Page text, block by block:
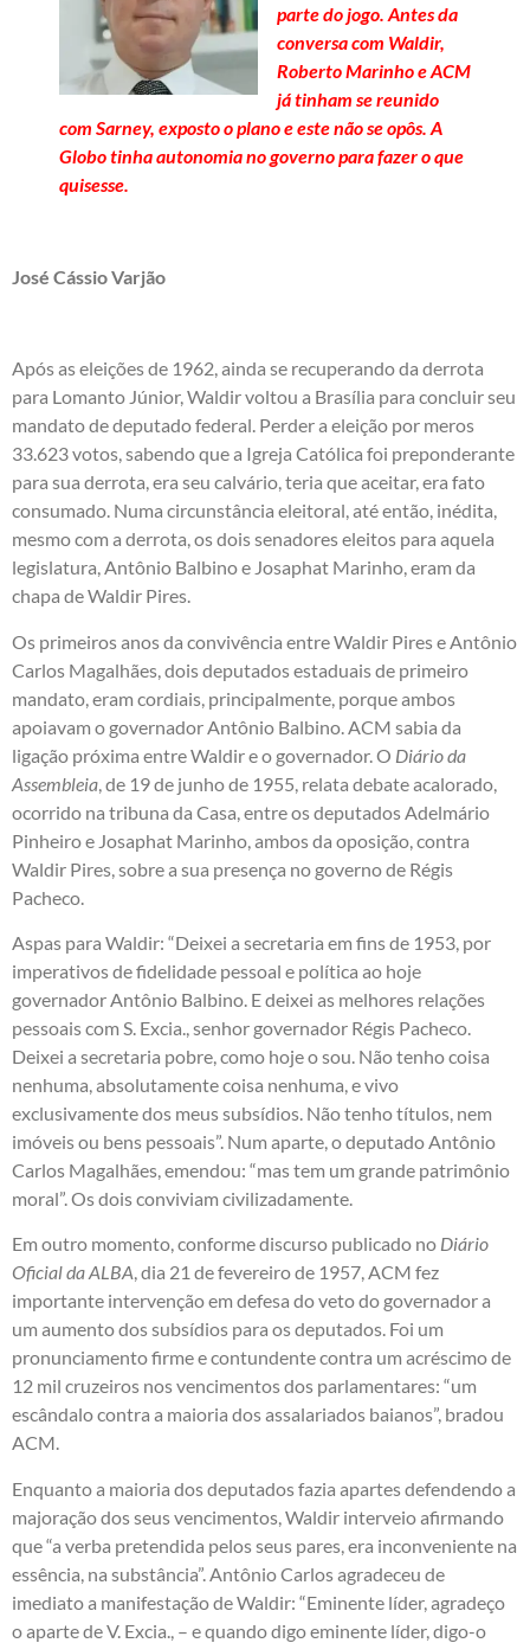
parte do jogo. Antes da
conversa com Waldir,
Roberto Marinho e ACM
já tinham se reunido
com Sarney, exposto o plano e este não se opôs. A
Globo tinha autonomia no governo para fazer o que
quisesse.
José Cássio Varjão
Após as eleições de 1962, ainda se recuperando da derrota
para Lomanto Júnior, Waldir voltou a Brasília para concluir seu
mandato de deputado federal. Perder a eleição por meros
33.623 votos, sabendo que a Igreja Católica foi preponderante
para sua derrota, era seu calvário, teria que aceitar, era fato
consumado. Numa circunstância eleitoral, até então, inédita,
mesmo com a derrota, os dois senadores eleitos para aquela
legislatura, Antônio Balbino e Josaphat Marinho, eram da
chapa de Waldir Pires.
Os primeiros anos da convivência entre Waldir Pires e Antônio
Carlos Magalhães, dois deputados estaduais de primeiro
mandato, eram cordiais, principalmente, porque ambos
apoiavam o governador Antônio Balbino. ACM sabia da
ligação próxima entre Waldir e o governador. O Diário da
Assembleia , de 19 de junho de 1955, relata debate acalorado,
ocorrido na tribuna da Casa, entre os deputados Adelmário
Pinheiro e Josaphat Marinho, ambos da oposição, contra
Waldir Pires, sobre a sua presença no governo de Régis
Pacheco.
Aspas para Waldir: “Deixei a secretaria em fins de 1953, por
imperativos de fidelidade pessoal e política ao hoje
governador Antônio Balbino. E deixei as melhores relações
pessoais com S. Excia., senhor governador Régis Pacheco.
Deixei a secretaria pobre, como hoje o sou. Não tenho coisa
nenhuma, absolutamente coisa nenhuma, e vivo
exclusivamente dos meus subsídios. Não tenho títulos, nem
imóveis ou bens pessoais”. Num aparte, o deputado Antônio
Carlos Magalhães, emendou: “mas tem um grande patrimônio
moral”. Os dois conviviam civilizadamente.
Em outro momento, conforme discurso publicado no Diário
Oficial da ALBA, dia 21 de fevereiro de 1957, ACM fez
importante intervenção em defesa do veto do governador a
um aumento dos subsídios para os deputados. Foi um
pronunciamento firme e contundente contra um acréscimo de
12 mil cruzeiros nos vencimentos dos parlamentares: “um
escândalo contra a maioria dos assalariados baianos”, bradou
ACM.
Enquanto a maioria dos deputados fazia apartes defendendo a
majoração dos seus vencimentos, Waldir interveio afirmando
que “a verba pretendida pelos seus pares, era inconveniente na
essência, na substância”. Antônio Carlos agradeceu de
imediato a manifestação de Waldir: “Eminente líder, agradeço
o aparte de V. Excia., – e quando digo eminente líder, digo-o